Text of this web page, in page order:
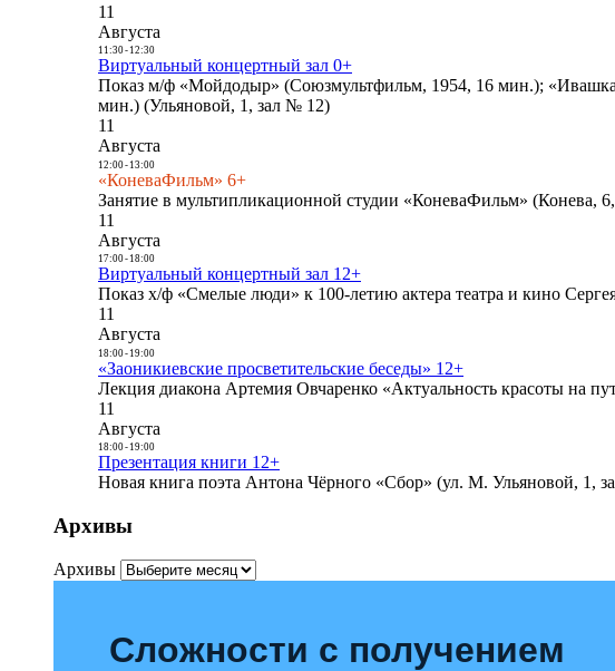
11
Августа
11:30- 12:30
Виртуальный концертный зал 0+
Показ м/ф «Мойдодыр» (Союзмультфильм, 1954, 16 мин.);
мин.) (Ульяновой, 1, зал № 12)
11
Августа
12:00- 13:00
«КоневаФильм» 6+
Занятие в мультипликационной студии «КоневаФильм» (Конева,
11
Августа
17:00- 18:00
Виртуальный концертный зал 12+
Показ х/ф «Смелые люди» к 100-летию актера театра и кино
11
Августа
18:00- 19:00
«Заоникиевские просветительские беседы» 12+
Лекция диакона Артемия Овчаренко «Актуальность красоты на
11
Августа
18:00- 19:00
Презентация книги 12+
Новая книга поэта Антона Чёрного «Сбор» (ул. М. Ульяновой, 1,
Архивы
Архивы
Сложности с получением